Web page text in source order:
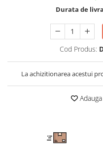
Impermeabila
Combinezoane de lucru
Costume de ploaie
Jachete / Bluze salopeta
Pantaloni impermeabili
Durata de
Cod Produs:
La achizitionarea acestui